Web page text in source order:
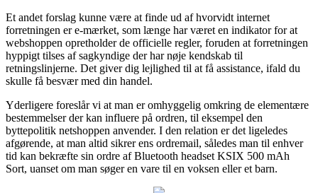
Et andet forslag kunne være at finde ud af hvorvidt internet
forretningen er e-mærket, som længe har været en indikator for at
webshoppen opretholder de officielle regler, foruden at forretningen
hyppigt tilses af sagkyndige der har nøje kendskab til
retningslinjerne. Det giver dig lejlighed til at få assistance, ifald du
skulle få besvær med din handel.
Yderligere foreslår vi at man er omhyggelig omkring de elementære
bestemmelser der kan influere på ordren, til eksempel den
byttepolitik netshoppen anvender. I den relation er det ligeledes
afgørende, at man altid sikrer ens ordremail, således man til enhver
tid kan bekræfte sin ordre af Bluetooth headset KSIX 500 mAh
Sort, uanset om man søger en vare til en voksen eller et barn.